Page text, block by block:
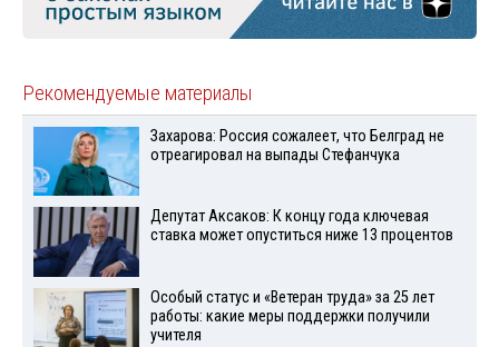
Рекомендуемые материалы
Захарова: Россия сожалеет, что Белград не
отреагировал на выпады Стефанчука
Депутат Аксаков: К концу года ключевая
ставка может опуститься ниже 13 процентов
Особый статус и «Ветеран труда» за 25 лет
работы: какие меры поддержки получили
учителя